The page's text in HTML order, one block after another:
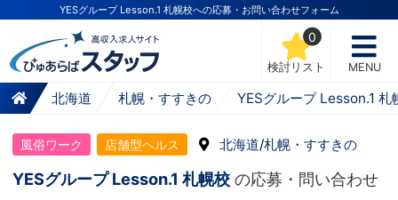
YESグループ Lesson.1 札幌校への応募・お問い合わせフォーム
検討リスト
0
MENU
北海道 札幌・すすきの YESグループ Lesson.1 札
風俗ワーク 店舗型ヘルス 北海道/札幌・すすきの
YESグループ Lesson.1 札幌校 の応募・問い合わせ